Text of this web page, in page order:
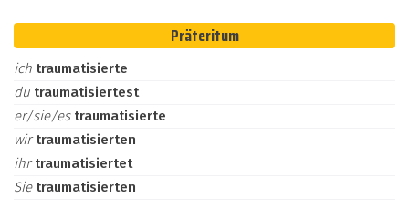
Präteritum
ich traumatisierte
du traumatisiertest
er/sie/es traumatisierte
wirtraumatisierten
ihrtraumatisiertet
Sie traumatisierten